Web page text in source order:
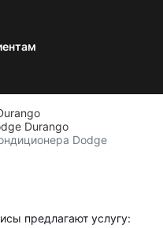
Durango
Dodge
предлагают услугу: